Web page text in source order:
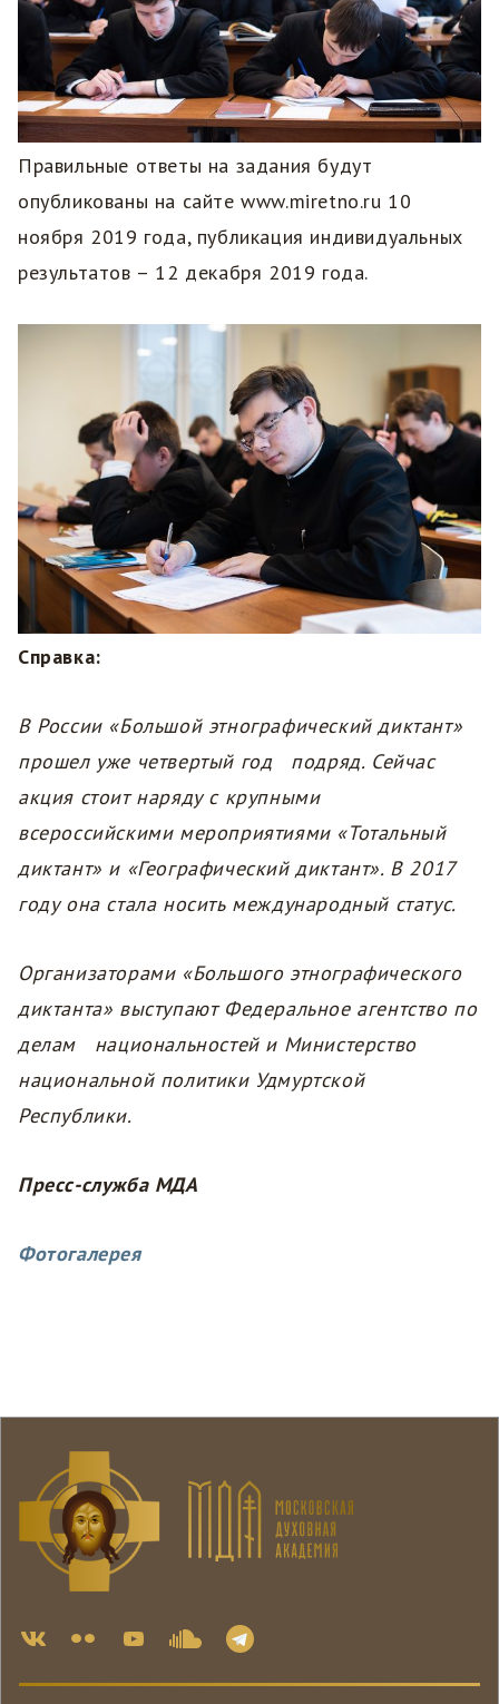
Правильные ответы на задания будут
опубликованы на сайте www.miretno.ru 10
ноября 2019 года, публикация индивидуальных
результатов – 12 декабря 2019 года.
Справка:
В России «Большой этнографический диктант»
прошел уже четвертый год подряд. Сейчас
акция стоит наряду с крупными
всероссийскими мероприятиями «Тотальный
диктант» и «Географический диктант». В 2017
году она стала носить международный статус.
Организаторами «Большого этнографического
диктанта» выступают Федеральное агентство по
делам национальностей и Министерство
национальной политики Удмуртской
Республики.
Пресс-служба МДА
Фотогалерея